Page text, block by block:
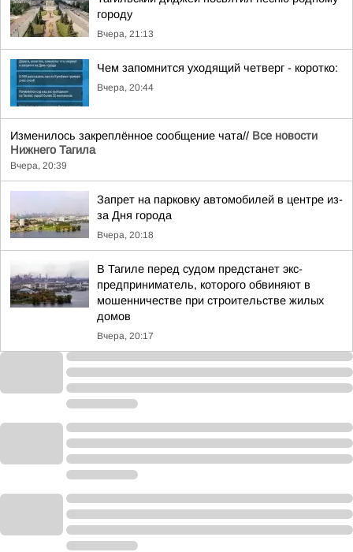
городу
Вчера, 21:13
Чем запомнится уходящий четверг - коротко:
Вчера, 20:44
Изменилось закреплённое сообщение чата// Все новости
Нижнего Тагила
Вчера, 20:39
Запрет на парковку автомобилей в центре из-
за Дня города
Вчера, 20:18
В Тагиле перед судом предстанет экс-
предприниматель, которого обвиняют в
мошенничестве при строительстве жилых
домов
Вчера, 20:17